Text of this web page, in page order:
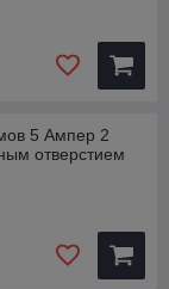
5 Ампер 2
отверстием